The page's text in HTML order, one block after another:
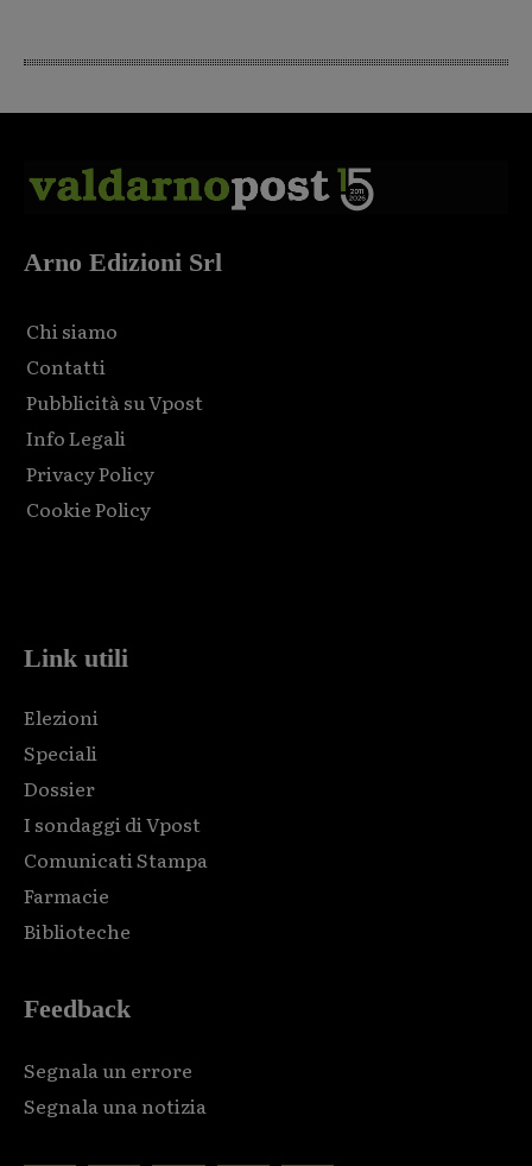
Arno Edizioni Srl
Chi siamo
Contatti
Pubblicità su Vpost
Info Legali
Privacy Policy
Cookie Policy
Link utili
Elezioni
Speciali
Dossier
I sondaggi di Vpost
Comunicati Stampa
Farmacie
Biblioteche
Feedback
Segnala un errore
Segnala una notizia